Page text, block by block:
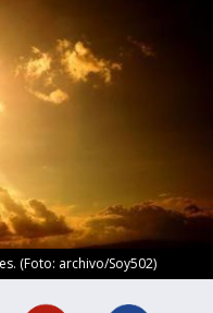
(Foto: archivo/Soy502)